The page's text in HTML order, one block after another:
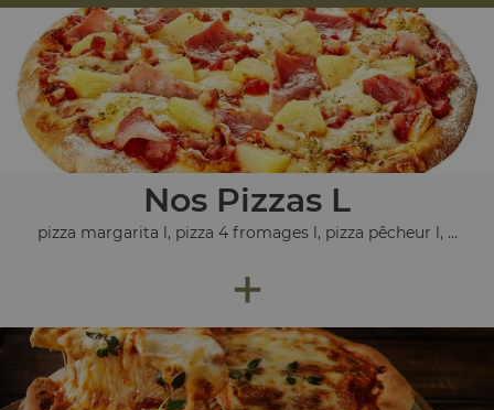
Nos Pizzas L
pizza margarita l, pizza 4 fromages l, pizza pêcheur l, ...
+